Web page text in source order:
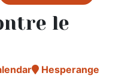
le
Hesperange